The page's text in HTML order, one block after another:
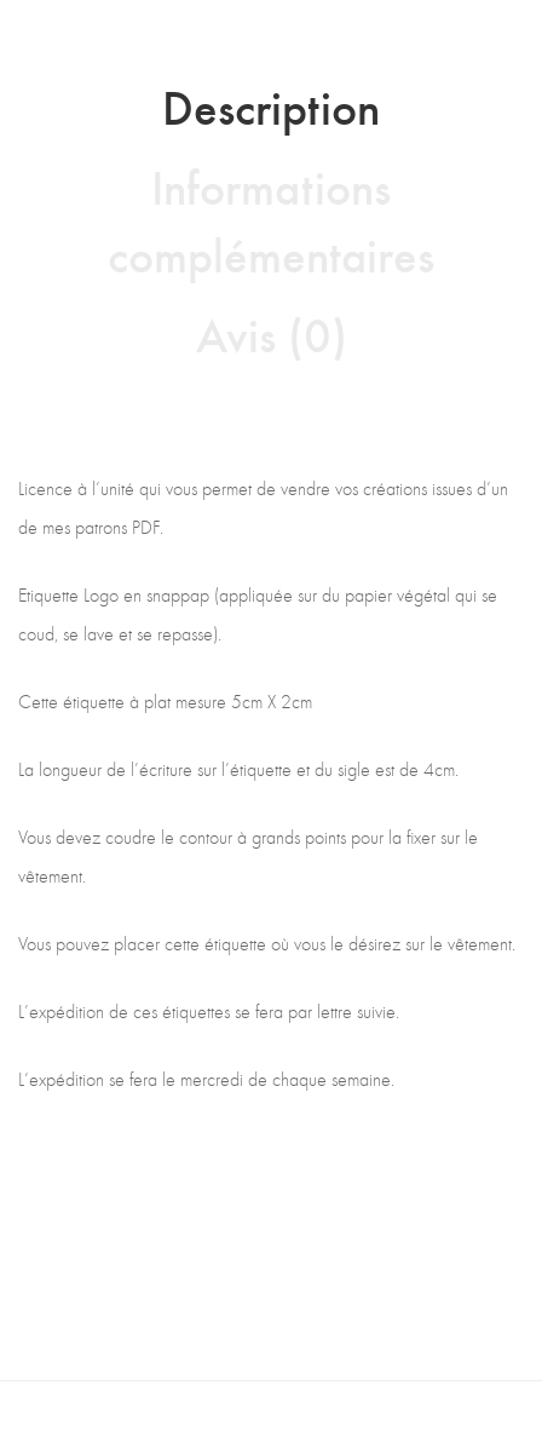
Description
Licence à l’unité qui vous permet de vendre vos créations issues d’un
de mes patrons PDF.
Etiquette Logo en snappap (appliquée sur du papier végétal qui se
coud, se lave et se repasse).
Cette étiquette à plat mesure 5cm X 2cm
La longueur de l’écriture sur l’étiquette et du sigle est de 4cm.
Vous devez coudre le contour à grands points pour la fixer sur le
vêtement.
Vous pouvez placer cette étiquette où vous le désirez sur le vêtement.
L’expédition de ces étiquettes se fera par lettre suivie.
L’expédition se fera le mercredi de chaque semaine.